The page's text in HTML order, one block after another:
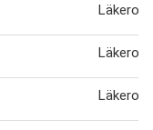
Läkerol
Läkerol
Läkerol